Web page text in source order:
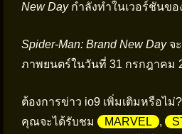
New Dayกำลังทำในเวอร์ชันขอ
Spider-Man: Brand New Dayจะ
ภาพยนตร์ในวันที่ 31 กรกฎาคม
ต้องการข่าว io9 เพิ่มเติมหรือไม่
คุณจะได้รับชม
MARVEL ,